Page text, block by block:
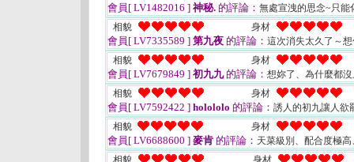
會員[ LV1482016 ] 神秘. 的評論： 無處宣洩的思念~只
相貌
身材
會員[ LV7335589 ] 第九夜 的評論： 這次消失太久了～
相貌
身材
會員[ LV7679849 ] 初九九的評論： 想妳了、為什麼都
相貌
身材
會員[ LV7592422 ] holololo 的評論： 誘人的初九讓人欲
相貌
身材
會員[ LV6688600 ] 麥肯 的評論： 天菜級別、配合度極
相貌
身材